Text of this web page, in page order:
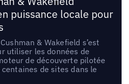
puissance locale pour
& Wakefield s’est
utiliser les données de
de découverte pilotée
de sites dans le